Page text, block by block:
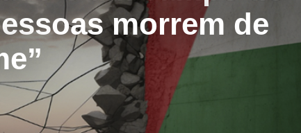
morrem de